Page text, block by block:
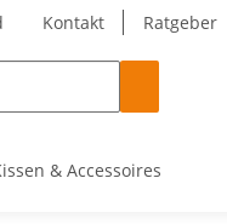
Kontakt Ratgeber
& Accessoires